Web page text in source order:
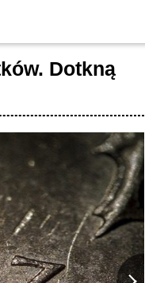
Dotkną